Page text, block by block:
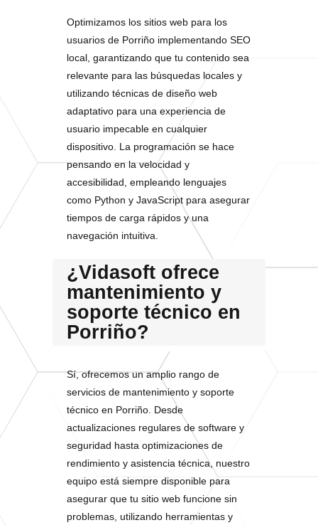
Optimizamos los sitios web para los
usuarios de Porriño implementando SEO
local, garantizando que tu contenido sea
relevante para las búsquedas locales y
utilizando técnicas de diseño web
adaptativo para una experiencia de
usuario impecable en cualquier
dispositivo. La programación se hace
pensando en la velocidad y
accesibilidad, empleando lenguajes
como Python y JavaScript para asegurar
tiempos de carga rápidos y una
navegación intuitiva.
¿Vidasoft ofrece
mantenimiento y
soporte técnico en
Porriño?
Sí, ofrecemos un amplio rango de
servicios de mantenimiento y soporte
técnico en Porriño. Desde
actualizaciones regulares de software y
seguridad hasta optimizaciones de
rendimiento y asistencia técnica, nuestro
equipo está siempre disponible para
asegurar que tu sitio web funcione sin
problemas, utilizando herramientas y